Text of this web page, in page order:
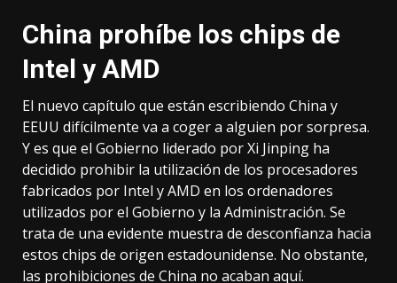
China prohíbe los chips de
Intel y AMD
El nuevo capítulo que están escribiendo China y
EEUU difícilmente va a coger a alguien por sorpresa.
Y es que el Gobierno liderado por Xi Jinping ha
decidido prohibir la utilización de los procesadores
fabricados por Intel y AMD en los ordenadores
utilizados por el Gobierno y la Administración. Se
trata de una evidente muestra de desconfianza hacia
estos chips de origen estadounidense. No obstante,
las prohibiciones de China no acaban aquí.